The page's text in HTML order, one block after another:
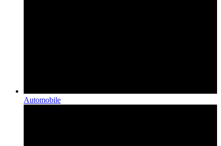
Automobile